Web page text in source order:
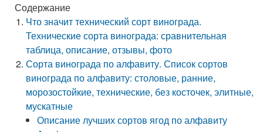
Содержание
Что значит технический сорт винограда.
Технические сорта винограда: сравнительная
таблица, описание, отзывы, фото
Сорта винограда по алфавиту. Список сортов
винограда по алфавиту: столовые, ранние,
морозостойкие, технические, без косточек, элитные,
мускатные
Описание лучших сортов ягод по алфавиту